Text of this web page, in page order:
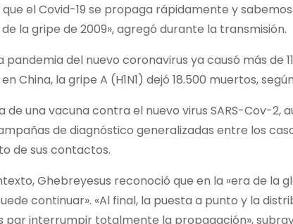
que el Covid-19 se propaga rápidamente y
la gripe de 2009», agregó durante la transmisión.
pandemia del nuevo coronavirus ya causó más de
China, la gripe A (H1N1) dejó 18.500 muertos,
de una vacuna contra el nuevo virus SARS-Cov-
de diagnóstico generalizadas entre los
de sus contactos.
Ghebreyesus reconoció que en la «era de la
continuar». «Al final, la puesta a punto y la
par interrumpir totalmente la propagación»,